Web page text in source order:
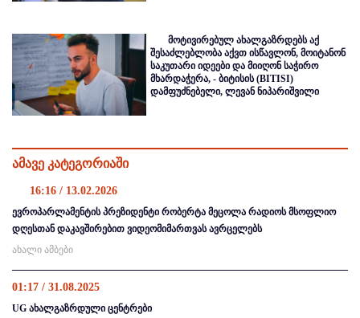
მოტივირებულ ახალგაზრდებს აქ
შესაძლებლობა აქვთ ისწავლონ, მოიტანონ
საკუთარი იდეები და მიიღონ საჭირო
მხარდაჭერა, - ბიტისის (BITISI)
დამფუძნებელი, ლევან ნიპარიშვილი
ამავე კატეგორიაში
16:16 / 13.02.2026
ევროპარლამენტის პრეზიდენტი რობერტა მეცოლა რადიოს მსოფლიო
დღესთან დაკავშირებით ვიდეომიმართვას ავრცელებს
ახალი ამბები
01:17 / 31.08.2025
UG ახალგაზრდული ცენტრები